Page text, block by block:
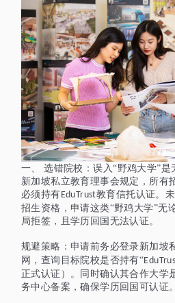
一、 选错院校：误入“野鸡大学”是
新加坡私立教育理事会规定，所有
必须持有EduTrust教育信托认证。
招生资格，申请这类“野鸡大学”无
局拒签，且学历回国无法认证。
规避策略：申请前务必登录新加坡
网，查询目标院校是否持有“
正式认证）。同时确认其合作大学
务中心备案，确保学历回国可认证。